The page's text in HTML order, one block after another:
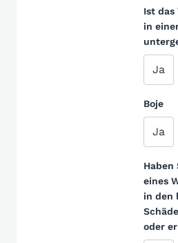
Ist das
in
Ja
Boje
Ja
Haben
eines
in den
oder